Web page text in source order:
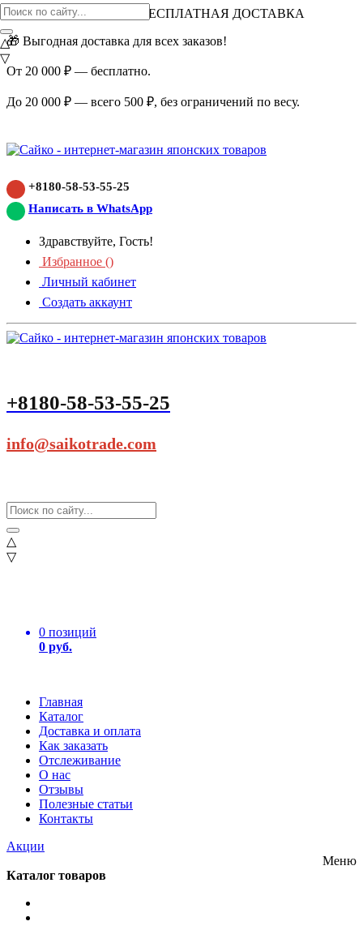
ВНИМАНИЕ АКЦИЯ!
БЕСПЛАТНАЯ ДОСТАВКА
🎁 Выгодная доставка для всех заказов!
От 20 000 ₽ — бесплатно.
До 20 000 ₽ — всего 500 ₽, без ограничений по весу.
+8180-58-53-55-25
Написать в WhatsApp
Здравствуйте, Гость!
Избранное ()
Личный кабинет
Создать аккаунт
+8180-58-53-55-25
info@saikotrade.com
△
▽
0 позиций
0 руб.
Главная
Каталог
Доставка и оплата
Как заказать
Отслеживание
О нас
Отзывы
Полезные статьи
Контакты
Акции
△
▽
Меню
Каталог товаров